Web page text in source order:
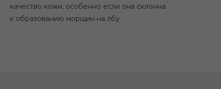
качество кожи, особенно если она склонна
к образованию морщин на лбу.